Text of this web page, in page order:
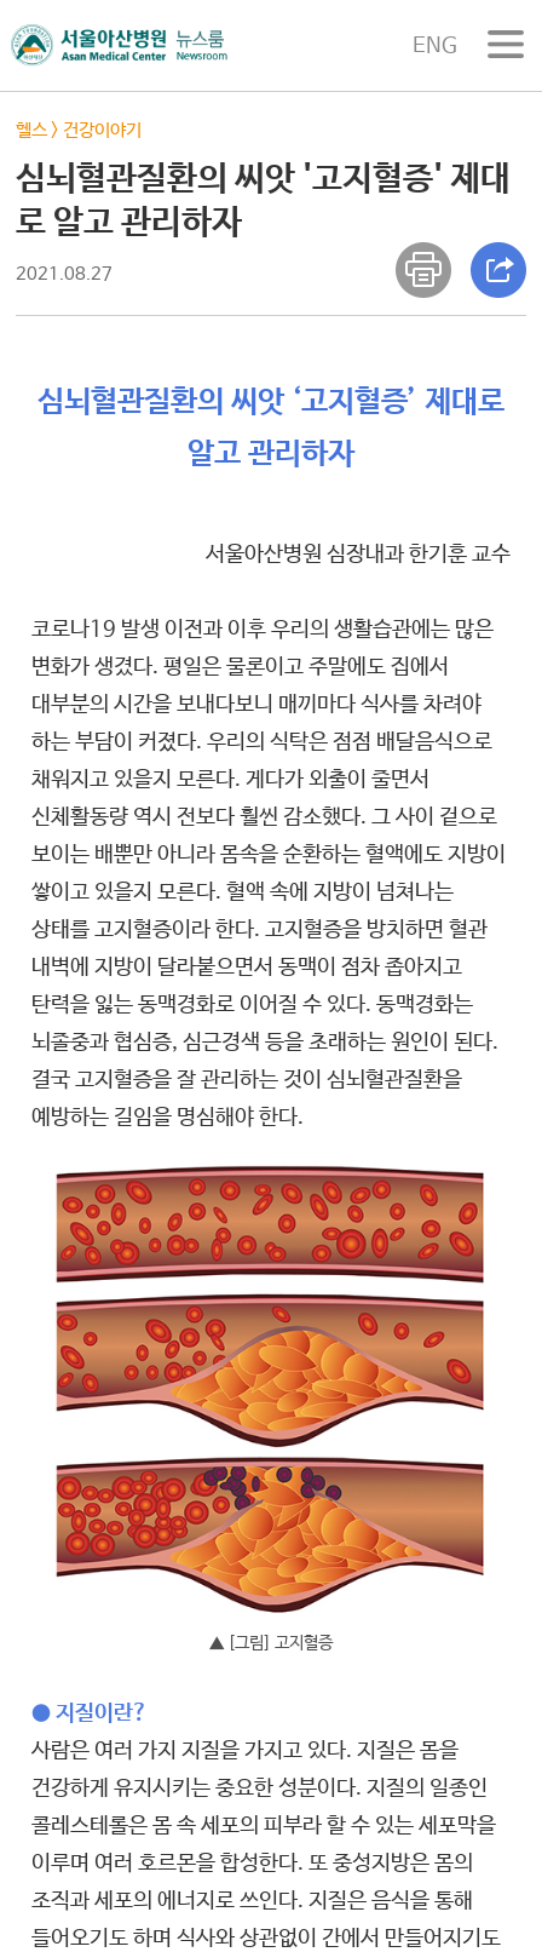
ENG
헬스 > 건강이야기
심뇌혈관질환의 씨앗 '고지혈증' 제대
로 알고 관리하자
2021.08.27
심뇌혈관질환의 씨앗 ‘고지혈증’ 제대로
알고 관리하자
서울아산병원 심장내과 한기훈 교수
코로나19 발생 이전과 이후 우리의 생활습관에는 많은
변화가 생겼다. 평일은 물론이고 주말에도 집에서
대부분의 시간을 보내다보니 매끼마다 식사를 차려야
하는 부담이 커졌다. 우리의 식탁은 점점 배달음식으로
채워지고 있을지 모른다. 게다가 외출이 줄면서
신체활동량 역시 전보다 훨씬 감소했다. 그 사이 겉으로
보이는 배뿐만 아니라 몸속을 순환하는 혈액에도 지방이
쌓이고 있을지 모른다. 혈액 속에 지방이 넘쳐나는
상태를 고지혈증이라 한다. 고지혈증을 방치하면 혈관
내벽에 지방이 달라붙으면서 동맥이 점차 좁아지고
탄력을 잃는 동맥경화로 이어질 수 있다. 동맥경화는
뇌졸중과 협심증, 심근경색 등을 초래하는 원인이 된다.
결국 고지혈증을 잘 관리하는 것이 심뇌혈관질환을
예방하는 길임을 명심해야 한다.
▲ [그림] 고지혈증
● 지질이란?
사람은 여러 가지 지질을 가지고 있다. 지질은 몸을
건강하게 유지시키는 중요한 성분이다. 지질의 일종인
콜레스테롤은 몸 속 세포의 피부라 할 수 있는 세포막을
이루며 여러 호르몬을 합성한다. 또 중성지방은 몸의
조직과 세포의 에너지로 쓰인다. 지질은 음식을 통해
들어오기도 하며 식사와 상관없이 간에서 만들어지기도